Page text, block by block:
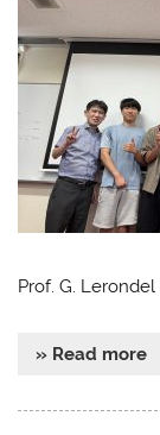
Prof. G.
» Read more